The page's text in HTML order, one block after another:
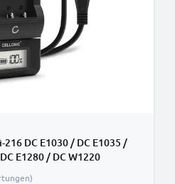
DC E1030 / DC E1035 /
E1280 / DC W1220